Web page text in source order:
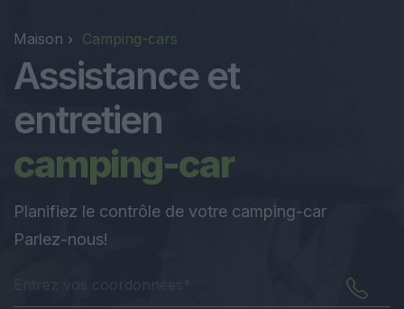
Maison Camping-cars
Assistance et
entretien
camping-car
Planifiez le contrôle de votre camping-car
Parlez-nous!